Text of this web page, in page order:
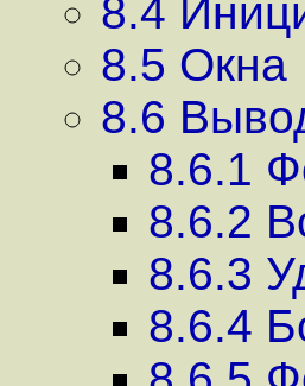
8.4
8.5 Окна
8.6
8.6.1
8.6.2
8.6.3
8.6.4